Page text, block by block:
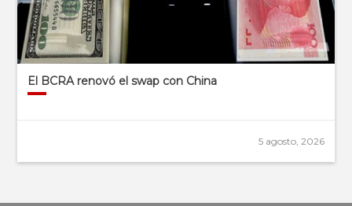
El BCRA renovó el swap con China
5 agosto, 2026